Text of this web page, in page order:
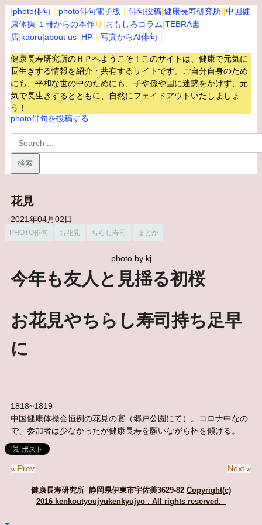
|photo俳句 ｜ photo俳句電子版 ｜ 俳句投稿|健康長寿研究所||中国健
康体操| １冊からの本作り|おもしろコラム|TEBRA書
店|kaoru|about us |HP ｜ 写真からAI俳句 ｜
健康長寿研究所のＨＰへようこそ！このサイトは、健康で元気に
長生きする情報を紹介・共有するサイトです。 ご自分自身のため
にも、平和な世の中のためにも、子や孫や国に迷惑をかけず、元
気で長生きするとともに、自然にフェイドアウトいたしましょ
う！
photo俳句を投稿する
花見
2021年04月02日
PHOTO俳句 お花見 ちらし寿司 まどか
photo by kj
今年も友人と見揺る初桜
お花見やちらし寿司持ち足早
に
1818~1819
中国健康体操会恒例の花見の宴（郷戸公園にて）。コロナ中なの
で、参加者は少なかったが健康長寿を願いながら杯を傾ける。
« Prev Next »
健康長寿研究所 静岡県伊東市宇佐美3629-82 Copyright(c)
2016 kenkoutyoujyukenkyujyo . All rights reserved.